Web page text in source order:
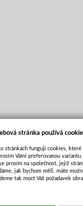
stránka používá
stránkách fungují cookies,
Vámi preferovanou
prosím na společnost, jejíž
jak bychom měli, máte
tak moct Váš požadavek